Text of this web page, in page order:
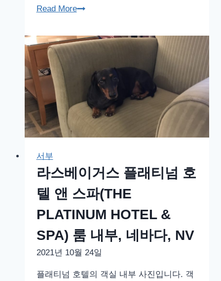
주,
Read More노
스
트
(Nordstrom
rack),
레
스,
캘
리
포
니
아,
CA
서부
라스베이거스 플래티넘 호
텔 앤 스파(THE
PLATINUM HOTEL &
SPA) 룸 내부, 네바다, NV
2021년 10월 24일
플래티넘 호텔의 객실 내부 사진입니다. 객